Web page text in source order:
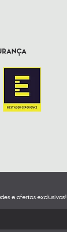
e ofertas exclusivas!